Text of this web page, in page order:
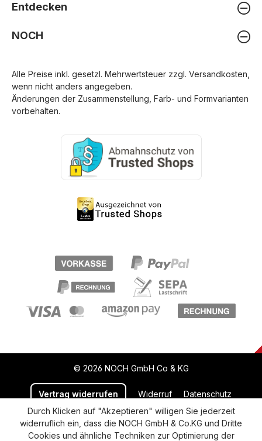
Entdecken
NOCH
Alle Preise inkl. gesetzl. Mehrwertsteuer zzgl. Versandkosten
wenn nicht anders angegeben.
Änderungen der Zusammenstellung, Farb- und Formvarianten
vorbehalten.
© 2026 NOCH GmbH Co & KG
Vertrag widerrufen Widerruf Datenschutz
Versand und Zahlung AGB
Impressum
Cookie-Einstellungen
Barrierefreiheitserklärung
Durch Klicken auf "Akzeptieren" willigen Sie jederzeit
widerruflich ein, dass die NOCH GmbH & Co.KG und Dritte
Cookies und ähnliche Techniken zur Optimierung der